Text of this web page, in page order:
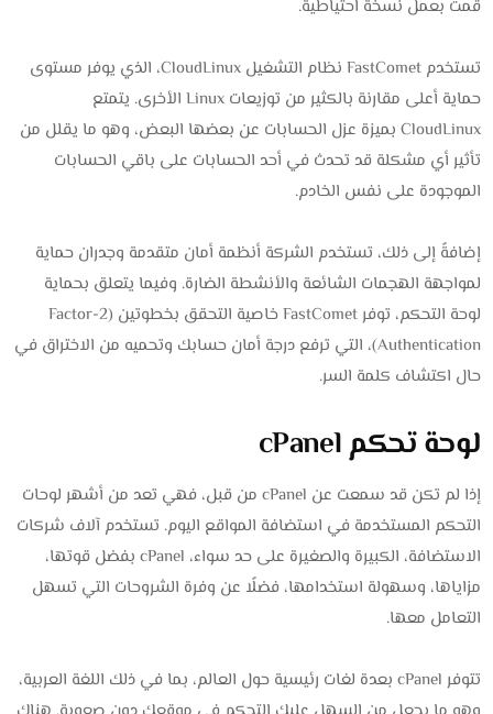
قمت بعمل نسخة احتياطية.
تستخدم FastComet نظام التشغيل CloudLinux، الذي يوفر مستوى
حماية أعلى مقارنة بالكثير من توزيعات Linux الأخرى. يتمتع
CloudLinux بميزة عزل الحسابات عن بعضها البعض، وهو ما يقلل من
تأثير أي مشكلة قد تحدث في أحد الحسابات على باقي الحسابات
الموجودة على نفس الخادم.
إضافةً إلى ذلك، تستخدم الشركة أنظمة أمان متقدمة وجدران حماية
لمواجهة الهجمات الشائعة والأنشطة الضارة. وفيما يتعلق بحماية
لوحة التحكم، توفر FastComet خاصية التحقق بخطوتين (2-Factor
Authentication)، التي ترفع درجة أمان حسابك وتحميه من الاختراق في
حال اكتشاف كلمة السر.
لوحة تحكم cPanel
إذا لم تكن قد سمعت عن cPanel من قبل، فهي تعد من أشهر لوحات
التحكم المستخدمة في استضافة المواقع اليوم. تستخدم آلاف شركات
الاستضافة، الكبيرة والصغيرة على حد سواء، cPanel بفضل قوتها،
مزاياها، وسهولة استخدامها، فضلًا عن وفرة الشروحات التي تسهل
التعامل معها.
تتوفر cPanel بعدة لغات رئيسية حول العالم، بما في ذلك اللغة العربية،